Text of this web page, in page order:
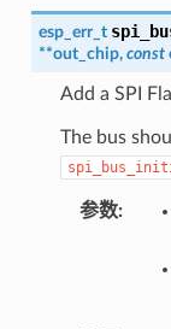
esp_err_t
**out_chip, const
Add a SPI
The bus
参数